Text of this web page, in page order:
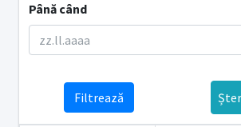
Până când
Filtrează